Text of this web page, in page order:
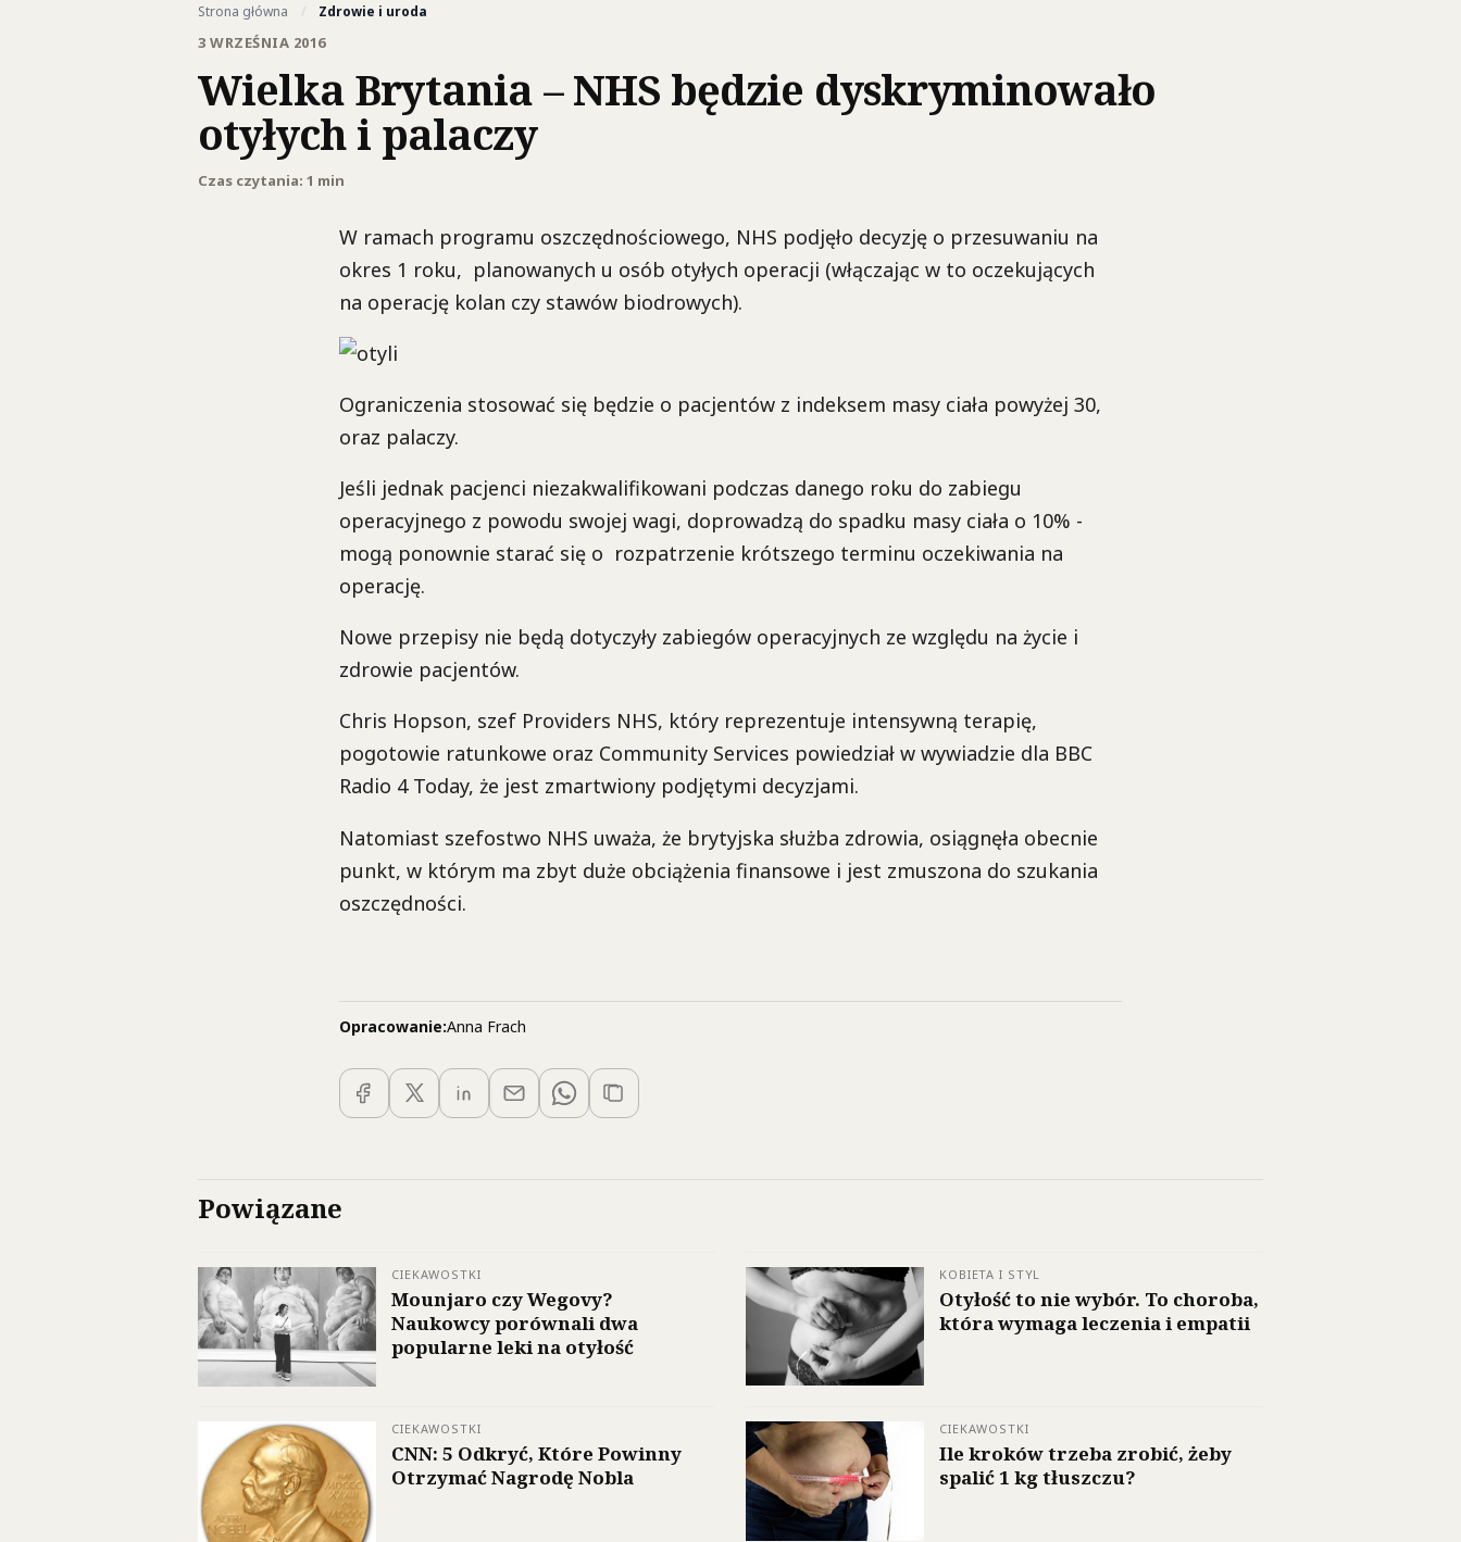
Strona główna / Zdrowie i uroda
3 WRZEŚNIA 2016
Wielka Brytania – NHS będzie dyskryminowało
otyłych i palaczy
Czas czytania: 1 min
W ramach programu oszczędnościowego, NHS podjęło decyzję o przesuwaniu na
okres 1 roku, planowanych u osób otyłych operacji (włączając w to oczekujących
na operację kolan czy stawów biodrowych).
Ograniczenia stosować się będzie o pacjentów z indeksem masy ciała powyżej 30,
oraz palaczy.
Jeśli jednak pacjenci niezakwalifikowani podczas danego roku do zabiegu
operacyjnego z powodu swojej wagi, doprowadzą do spadku masy ciała o 10% -
mogą ponownie starać się o rozpatrzenie krótszego terminu oczekiwania na
operację.
Nowe przepisy nie będą dotyczyły zabiegów operacyjnych ze względu na życie i
zdrowie pacjentów.
Chris Hopson, szef Providers NHS, który reprezentuje intensywną terapię,
pogotowie ratunkowe oraz Community Services powiedział w wywiadzie dla BBC
Radio 4 Today, że jest zmartwiony podjętymi decyzjami.
Natomiast szefostwo NHS uważa, że brytyjska służba zdrowia, osiągnęła obecnie
punkt, w którym ma zbyt duże obciążenia finansowe i jest zmuszona do szukania
oszczędności.
Opracowanie:Anna Frach
Powiązane
CIEKAWOSTKI
Mounjaro czy Wegovy?
Naukowcy porównali dwa
popularne leki na otyłość
KOBIETA I STYL
Otyłość to nie wybór. To choroba,
która wymaga leczenia i empatii
CIEKAWOSTKI
CNN: 5 Odkryć, Które Powinny
Otrzymać Nagrodę Nobla
CIEKAWOSTKI
Ile kroków trzeba zrobić, żeby
spalić 1 kg tłuszczu?